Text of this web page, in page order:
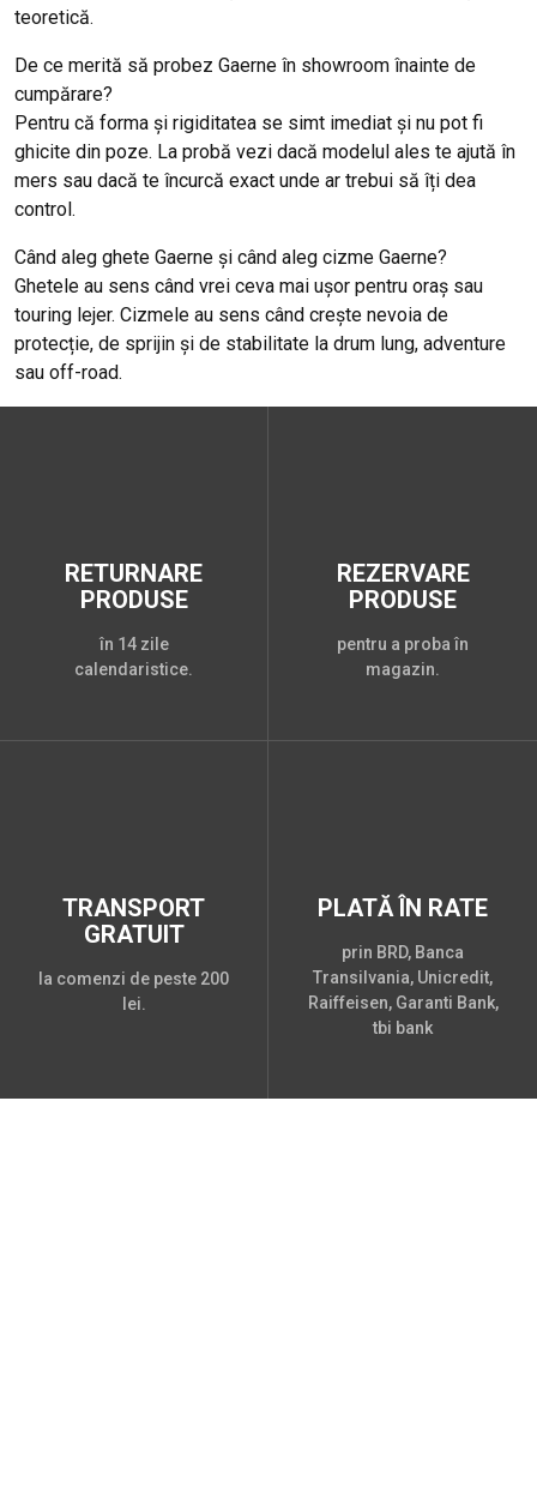
teoretică.
De ce merită să probez Gaerne în showroom înainte de
cumpărare?
Pentru că forma și rigiditatea se simt imediat și nu pot fi
ghicite din poze. La probă vezi dacă modelul ales te ajută în
mers sau dacă te încurcă exact unde ar trebui să îți dea
control.
Când aleg ghete Gaerne și când aleg cizme Gaerne?
Ghetele au sens când vrei ceva mai ușor pentru oraș sau
touring lejer. Cizmele au sens când crește nevoia de
protecție, de sprijin și de stabilitate la drum lung, adventure
sau off-road.
RETURNARE
PRODUSE
în 14 zile
calendaristice.
REZERVARE
PRODUSE
pentru a proba în
magazin.
TRANSPORT
GRATUIT
la comenzi de peste 200
lei.
PLATĂ ÎN RATE
prin BRD, Banca
Transilvania, Unicredit,
Raiffeisen, Garanti Bank,
tbi bank